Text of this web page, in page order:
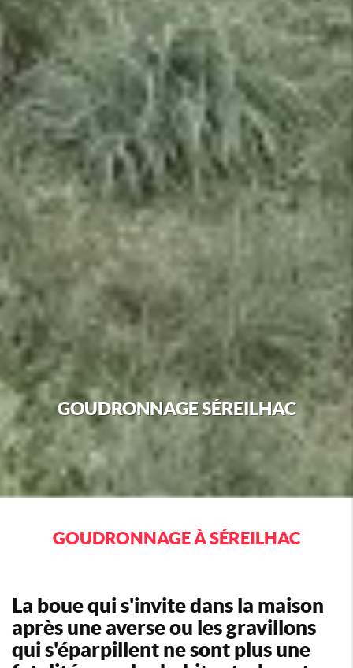
GOUDRONNAGE SÉREILHAC
GOUDRONNAGE À SÉREILHAC
La boue qui s'invite dans la maison
après une averse ou les gravillons
qui s'éparpillent ne sont plus une